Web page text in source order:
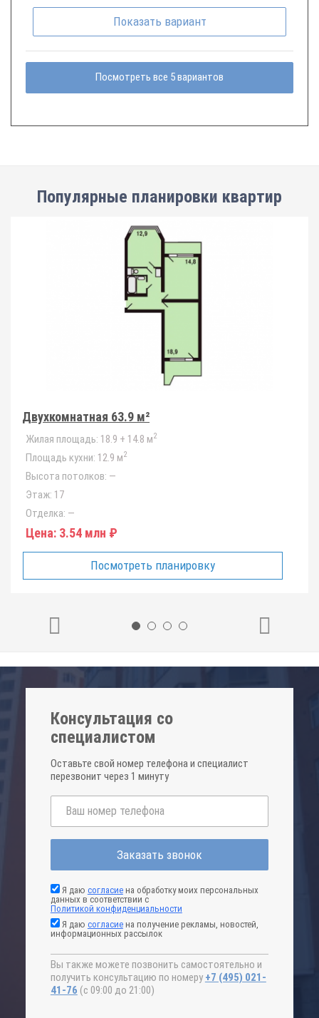
Показать вариант
Посмотреть все 5 вариантов
Популярные планировки квартир
Двухкомнатная 63.9 м²
Жилая площадь: 18.9 + 14.8 м2
Площадь кухни: 12.9 м2
Высота потолков: —
Этаж: 17
Отделка: —
Цена: 3.54 млн ₽
Посмотреть планировку
Консультация со
специалистом
Оставьте свой номер телефона и специалист
перезвонит через 1 минуту
Заказать звонок
Я даю согласиена обработку моих персональных
данных в соответствии с
Политикой конфиденциальности
Я даю согласиена получение рекламы, новостей,
информационных рассылок
Вы также можете позвонить самостоятельно и
получить консультацию по номеру +7 (495) 021-
41-76 (с 09:00 до 21:00)